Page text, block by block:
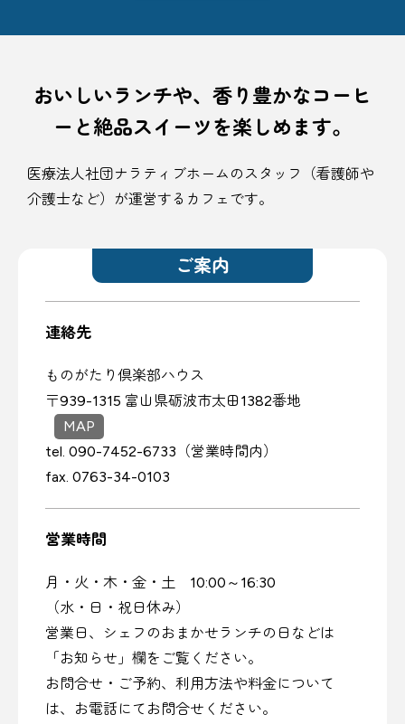
おいしいランチや、香り豊かなコーヒ
ーと絶品スイーツを楽しめます。
医療法人社団ナラティブホームのスタッフ（看護師や
介護士など）が運営するカフェです。
ご案内
連絡先
ものがたり倶楽部ハウス
〒939-1315 富山県砺波市太田1382番地
MAP
tel. 090-7452-6733（営業時間内）
fax. 0763-34-0103
営業時間
月・火・木・金・土 10:00～16:30
（水・日・祝日休み）
営業日、シェフのおまかせランチの日などは
「お知らせ」欄をご覧ください。
お問合せ・ご予約、利用方法や料金について
は、お電話にてお問合せください。